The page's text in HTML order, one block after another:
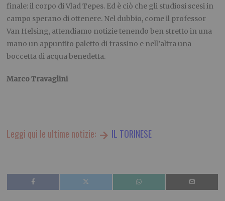
finale: il corpo di Vlad Tepes. Ed è ciò che gli studiosi scesi in
campo sperano di ottenere. Nel dubbio, come il professor
Van Helsing, attendiamo notizie tenendo ben stretto in una
mano un appuntito paletto di frassino e nell’altra una
boccetta di acqua benedetta.
Marco Travaglini
Leggi qui le ultime notizie: IL TORINESE